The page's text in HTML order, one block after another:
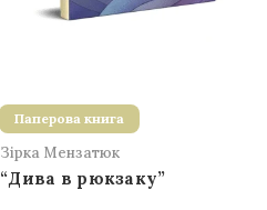
Паперова книга
Зірка Мензатюк
“Дива в рюкзаку”